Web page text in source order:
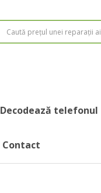
Decodează telefonul
Contact